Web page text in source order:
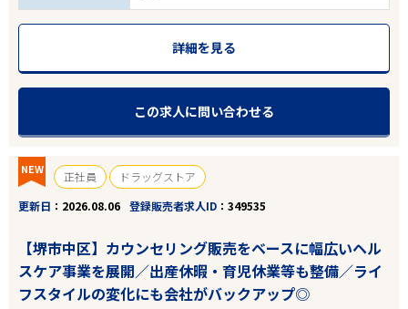
詳細を見る
この求人に問い合わせる
NEW 正社員
ドラッグストア
更新日
2026.08.06 登録販売者求人ID 349535
【堺市中区】カウンセリング販売をベースに幅広いヘル
スケア事業を展開／出産休暇・育児休業等も整備／ライ
フスタイルの変化にも会社がバックアップ◎